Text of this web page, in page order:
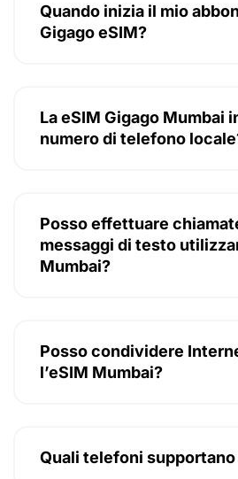
Quando inizia il mio
Gigago eSIM?
La eSIM Gigago Mumbai
numero di telefono
Posso effettuare
messaggi di testo
Mumbai?
Posso condividere
l’eSIM Mumbai?
Quali telefoni supportano